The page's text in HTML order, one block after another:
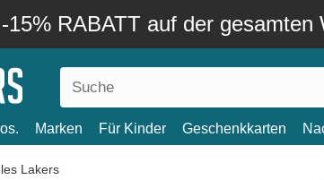
-15% RABATT auf der gesamten
Marken Für Kinder Geschenkkarten
Lakers